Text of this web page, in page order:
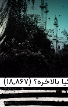
بالاخره؟ (۱۸,۸۶۷)